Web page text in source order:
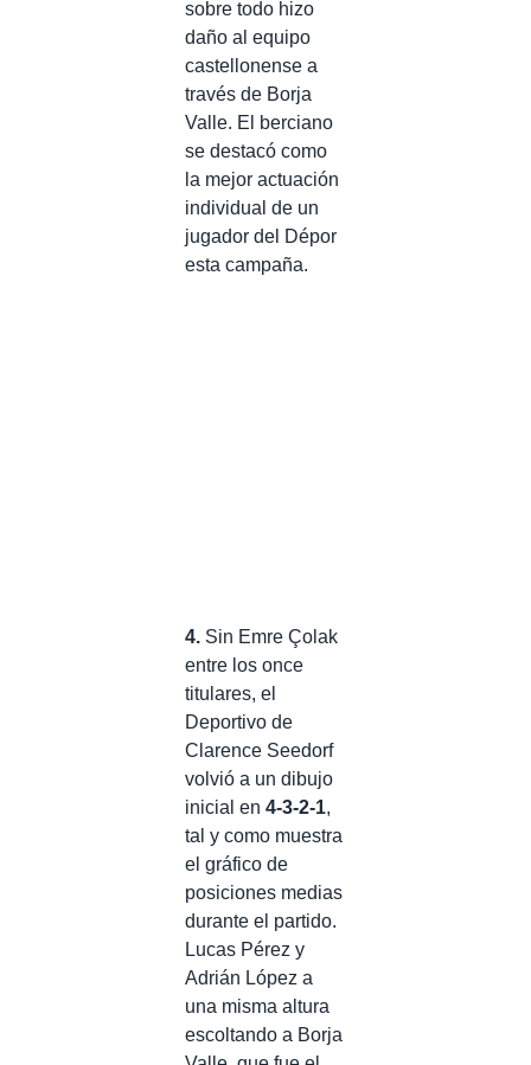
sobre todo hizo
daño al equipo
castellonense a
través de Borja
Valle. El berciano
se destacó como
la mejor actuación
individual de un
jugador del Dépor
esta campaña.
4. Sin Emre Çolak
entre los once
titulares, el
Deportivo de
Clarence Seedorf
volvió a un dibujo
inicial en 4-3-2-1,
tal y como muestra
el gráfico de
posiciones medias
durante el partido.
Lucas Pérez y
Adrián López a
una misma altura
escoltando a Borja